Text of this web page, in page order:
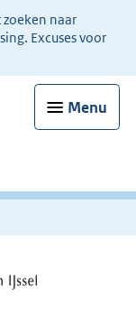
naar
Excuses voor
Menu